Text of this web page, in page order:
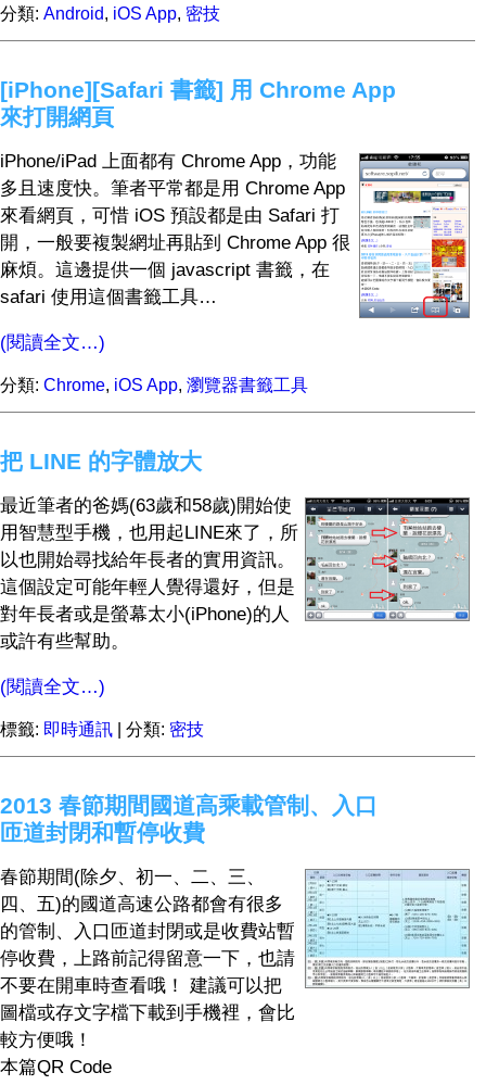
分類: Android, iOS App, 密技
[iPhone][Safari 書籤] 用 Chrome App
來打開網頁
iPhone/iPad 上面都有 Chrome App，功能
多且速度快。筆者平常都是用 Chrome App
來看網頁，可惜 iOS 預設都是由 Safari 打
開，一般要複製網址再貼到 Chrome App 很
麻煩。這邊提供一個 javascript 書籤，在
safari 使用這個書籤工具…
(閱讀全文…)
分類: Chrome, iOS App, 瀏覽器書籤工具
把 LINE 的字體放大
最近筆者的爸媽(63歲和58歲)開始使
用智慧型手機，也用起LINE來了，所
以也開始尋找給年長者的實用資訊。
這個設定可能年輕人覺得還好，但是
對年長者或是螢幕太小(iPhone)的人
或許有些幫助。
(閱讀全文…)
標籤: 即時通訊 | 分類: 密技
2013 春節期間國道高乘載管制、入口
匝道封閉和暫停收費
春節期間(除夕、初一、二、三、
四、五)的國道高速公路都會有很多
的管制、入口匝道封閉或是收費站暫
停收費，上路前記得留意一下，也請
不要在開車時查看哦！ 建議可以把
圖檔或存文字檔下載到手機裡，會比
較方便哦！
本篇QR Code